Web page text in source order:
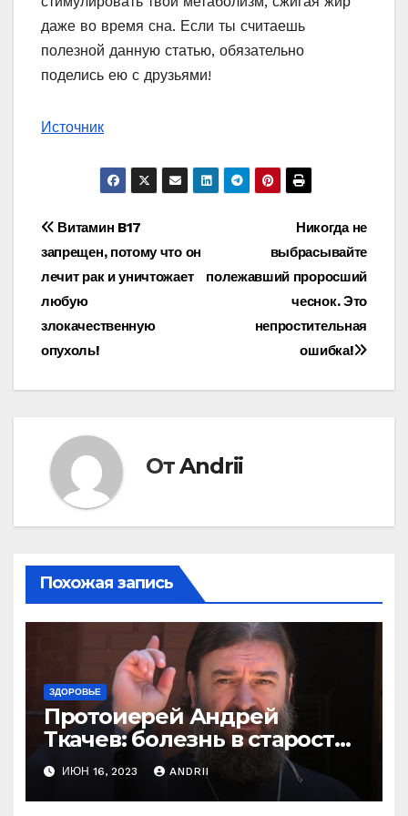
даже во время сна. Если ты считаешь
полезной данную статью, обязательно
поделись ею с друзьями!
Источник
Навигация
по
записям
Никогда не
выбрасывайте
полежавший проросший
чеснок. Это
непростительная
ошибка!
Витамин B17
запрещен, потому что он
лечит рак и уничтожает
любую
злокачественную
опухоль!
ОтAndrii
Похожая запись
ЗДОРОВЬЕ
Протоиерей Андрей
Ткачев: болезнь в старости
— это расплата за грехи?
Вот те раз!
ИЮН 16, 2023 ANDRII